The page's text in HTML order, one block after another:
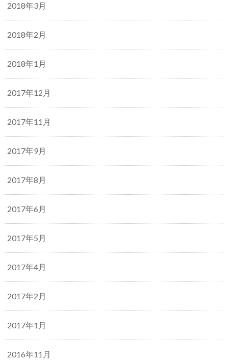
2018年3月
2018年2月
2018年1月
2017年12月
2017年11月
2017年9月
2017年8月
2017年6月
2017年5月
2017年4月
2017年2月
2017年1月
2016年11月